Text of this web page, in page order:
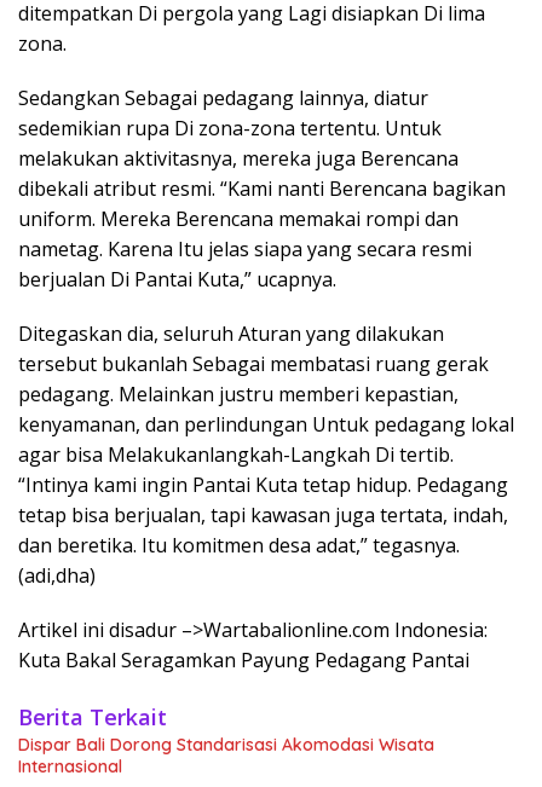
ditempatkan Di pergola yang Lagi disiapkan Di lima
zona.
Sedangkan Sebagai pedagang lainnya, diatur
sedemikian rupa Di zona-zona tertentu. Untuk
melakukan aktivitasnya, mereka juga Berencana
dibekali atribut resmi. “Kami nanti Berencana bagikan
uniform. Mereka Berencana memakai rompi dan
nametag. Karena Itu jelas siapa yang secara resmi
berjualan Di Pantai Kuta,” ucapnya.
Ditegaskan dia, seluruh Aturan yang dilakukan
tersebut bukanlah Sebagai membatasi ruang gerak
pedagang. Melainkan justru memberi kepastian,
kenyamanan, dan perlindungan Untuk pedagang lokal
agar bisa Melakukanlangkah-Langkah Di tertib.
“Intinya kami ingin Pantai Kuta tetap hidup. Pedagang
tetap bisa berjualan, tapi kawasan juga tertata, indah,
dan beretika. Itu komitmen desa adat,” tegasnya.
(adi,dha)
Artikel ini disadur –>Wartabalionline.com Indonesia:
Kuta Bakal Seragamkan Payung Pedagang Pantai
Berita Terkait
Dispar Bali Dorong Standarisasi Akomodasi Wisata
Internasional